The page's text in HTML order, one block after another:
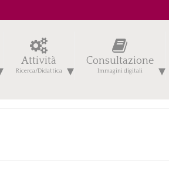
Attività
Ricerca/Didattica
Consultazione
Immagini digitali